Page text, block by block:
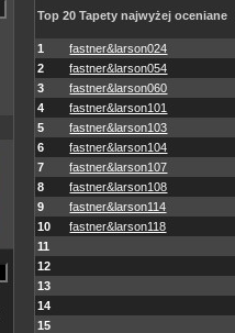
Top 20 Tapety najwyżej oceniane
1
fastner&larson024
2
fastner&larson054
3
fastner&larson060
4
fastner&larson101
5
fastner&larson103
6
fastner&larson104
7
fastner&larson107
8
fastner&larson108
9
fastner&larson114
10
fastner&larson118
11
12
13
14
15